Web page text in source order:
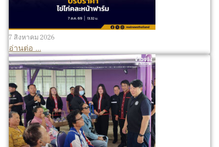
7 สิงหาคม 2026
อ่านต่อ ...